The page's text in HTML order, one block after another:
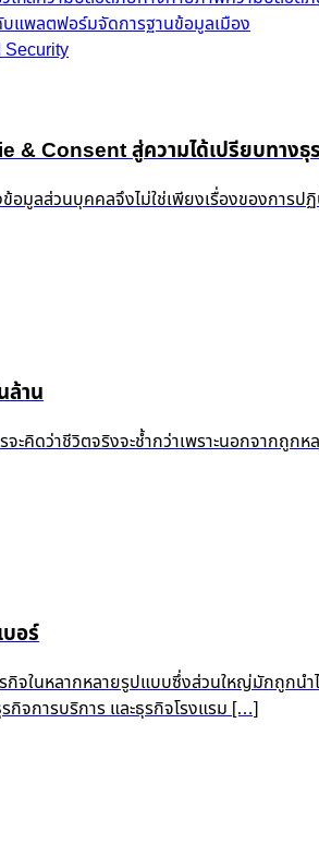
แพลตฟอร์มจัดการฐานข้อมูลเมือง
Consent สู่ความได้เปรียบทางธุ
ส่วนบุคคลจึงไม่ใช่เพียงเรื่องของการปฏิ
ล้าน
จะคิดว่าชีวิตจริงจะช้ำกว่าเพราะนอกจา
บอร์
จในหลากหลายรูปแบบซึ่งส่วนใหญ่มักถูก
กิจการบริการ และธุรกิจโรงแรม […]